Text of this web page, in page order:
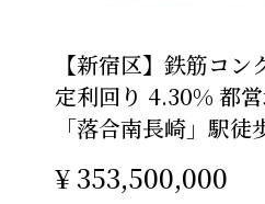
【新宿区】鉄筋コ
定利回り 4.30% 都
「落合南長崎」駅徒
¥ 353,500,000